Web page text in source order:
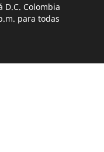
D.C. Colombia
para todas